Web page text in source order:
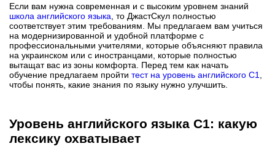
Если вам нужна современная и с высоким уровнем знаний
школа английского языка , то ДжастСкул полностью
соответствует этим требованиям. Мы предлагаем вам учиться
на модернизированной и удобной платформе с
профессиональными учителями, которые объясняют правила
на украинском или с иностранцами, которые полностью
вытащат вас из зоны комфорта. Перед тем как начать
обучение предлагаем пройти тест на уровень английского С1
чтобы понять, какие знания по языку нужно улучшить.
Уровень английского языка С1: какую
лексику охватывает